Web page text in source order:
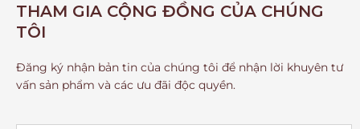
THAM GIA CỘNG ĐỒNG CỦA CHÚNG
TÔI
Đăng ký nhận bản tin của chúng tôi để nhận lời khuyên tư
vấn sản phẩm và các ưu đãi độc quyền.